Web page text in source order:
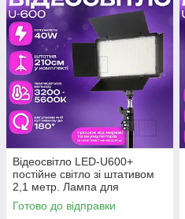
Відеосвітло LED-U600+
постійне світло зі штативом
2,1 метр. Лампа для
візажиста. Студійне світло.
Готово до відправки